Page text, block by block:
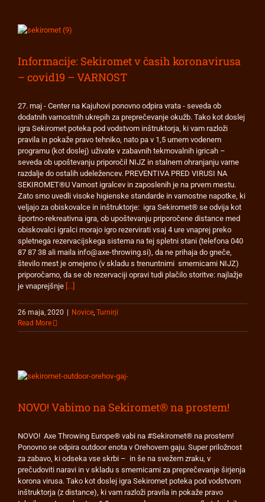
Informacije: Sekiromet v časih koronavirusa
– covid19 – VARNOST
27. maj - Center na Kajuhovi ponovno odpira vrata - seveda ob
dodatnih varnostnih ukrepih za preprečevanje okužb. Tako kot doslej
igra Sekiromet poteka pod vodstvom inštruktorja, ki vam razloži
pravila in pokaže pravo tehniko, nato pa v 1,5 urnem vodenem
programu (kot doslej) uživate v zabavnih tekmovalnih igricah –
seveda ob upoštevanju priporočil NIJZ in stalnem ohranjanju varne
razdalje do ostalih udeležencev. PREVENTIVA PRED VIRUSI NA
SEKIROMET®U Varnost igralcev in zaposlenih je na prvem mestu.
Zato smo uvedli visoke higienske standarde in varnostne napotke, ki
veljajo za obiskovalce in inštruktorje: igra Sekiromet® se odvija kot
športno-rekreativna igra, ob upoštevanju priporočene distance med
obiskovalci igralci morajo igro rezervirati vsaj 4 ure vnaprej preko
spletnega rezervacijskega sistema na tej spletni stani (telefona 040
87 87 38 ali maila info@axe-throwing.si), da ne prihaja do gneče,
število mest je omejeno (v skladu s trenuntnimi smernicami NIJZ)
priporočamo, da se ob rezervaciji opravi tudi plačilo storitve: najlažje
je vnaprejšnje [...]
26 maja, 2020 | Novice Turnirji
Read More
NOVO! Vabimo na Sekiromet® na prostem!
NOVO! Axe Throwing Europe® vabi na #Sekiromet® na prostem!
Ponovno se odpira outdoor enota v Orehovem gaju. Super priložnost
za zabavo, ki odseka vse skrbi – in še na svežem zraku, v
prečudoviti naravi in v skladu s smernicami za preprečevanje širjenja
korona virusa. Tako kot doslej igra Sekiromet poteka pod vodstvom
inštruktorja (z distance), ki vam razloži pravila in pokaže pravo